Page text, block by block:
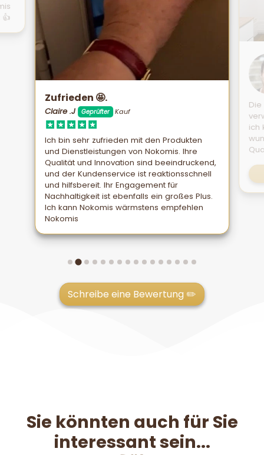
Zufrieden 🤩.
Claire .J Geprüfter Kauf
Ich bin sehr zufrieden mit den Produkten
und Dienstleistungen von Nokomis. Ihre
Qualität und Innovation sind beeindruckend,
und der Kundenservice ist reaktionsschnell
und hilfsbereit. Ihr Engagement für
Nachhaltigkeit ist ebenfalls ein großes Plus.
Ich kann Nokomis wärmstens empfehlen
Nokomis
ich
Schreibe eine Bewertung ✏️
Sie könnten auch für Sie
interessant sein...